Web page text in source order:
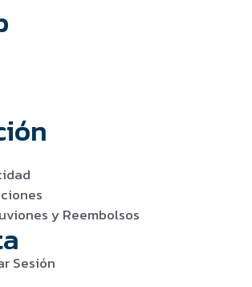
y Reembolsos
Sesión